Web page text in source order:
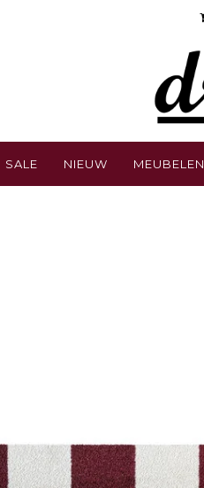
SALE NIEUW MEUBELEN